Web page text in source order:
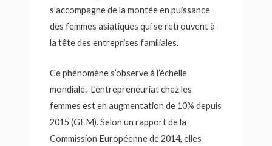
s’accompagne de la montée en puissance
des femmes asiatiques qui se retrouvent à
la tête des entreprises familiales.
Ce phénomène s’observe à l’échelle
mondiale. L’entrepreneuriat chez les
femmes est en augmentation de 10% depuis
2015 (GEM). Selon un rapport de la
Commission Européenne de 2014, elles